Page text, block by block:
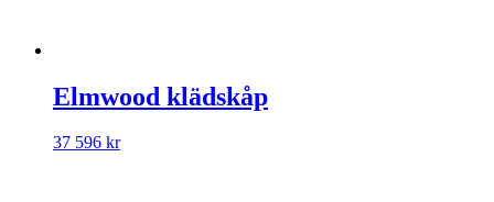
Elmwood klädskåp
37 596 kr